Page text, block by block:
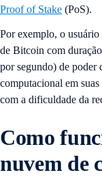
Proof of Stake (PoS).
Por exemplo, o
de Bitcoin com
por segundo) de poder
computacional em
com a dificuldade da
Como
nuvem de